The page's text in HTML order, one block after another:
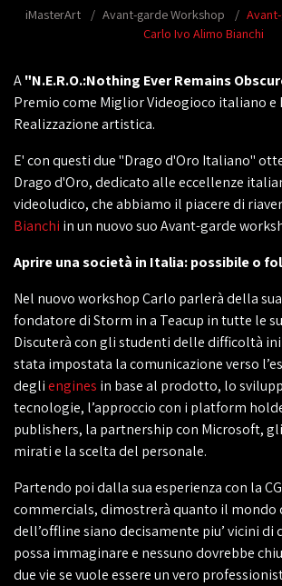
iMasterArt Avant-garde Workshop
Carlo Ivo Alimo Bianchi
A"N.E.R.O.:Nothing Ever Remains
Premio come Miglior Videogioco italiano
Realizzazione artistica.
E' con questi due "Drago d'Oro Italiano"
Drago d'Oro, dedicato alle eccellenze
videoludico, che abbiamo il piacere di
Bianchi in un nuovo suo Avant-garde
Aprire una società in Italia: possibile o
Nel nuovo workshop Carlo parlerà della
fondatore di Storm in a Teacup in tutte le
Discuterà con gli studenti delle difficoltà
stata impostata la comunicazione verso
degliengines in base al prodotto, lo
tecnologie, l’approccio con i platform
publishers, la partnership con Microsoft,
mirati e la scelta del personale.
Partendo poi dalla sua esperienza con la
commercials, dimostrerà quanto il mondo
dell’offline siano decisamente piu’ vicini di
possa immaginare e nessuno dovrebbe
due vie se vuole essere un vero